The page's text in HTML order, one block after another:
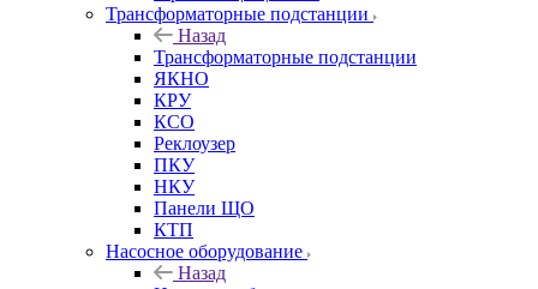
Трансформаторные подстанции
Назад
Трансформаторные подстанции
ЯКНО
КРУ
КСО
Реклоузер
ПКУ
НКУ
Панели ЩО
КТП
Насосное оборудование
Назад